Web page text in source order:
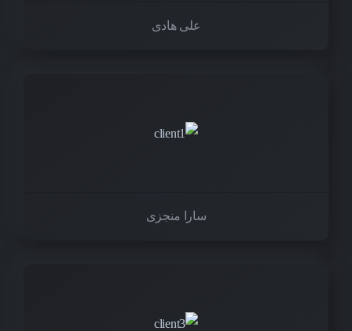
علی هادی
سارا منجزی